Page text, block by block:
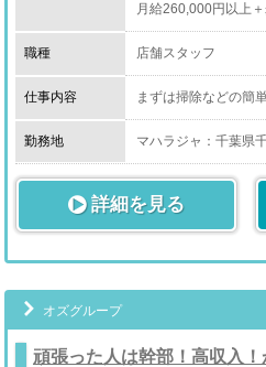
月給260,000円以上
職種 店舗スタッフ
仕事内容 まずは掃除などの簡
最終的には…↓
店舗運営、主にフロ
働く女の子のサポー
勤務地
マハラジャ：千葉県
club ELLE：千葉県
ハイチュッ：千葉県
詳細を見る
オズグループ
頑張った人は幹部！高収入